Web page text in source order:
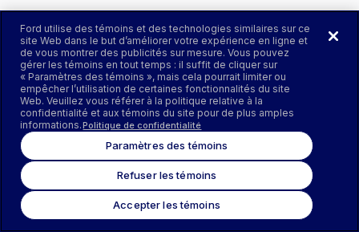
Ford utilise des témoins et des technologies similaires sur ce
site Web dans le but d’améliorer votre expérience en ligne et
de vous montrer des publicités sur mesure. Vous pouvez
gérer les témoins en tout temps : il suffit de cliquer sur
« Paramètres des témoins », mais cela pourrait limiter ou
empêcher l’utilisation de certaines fonctionnalités du site
Web. Veuillez vous référer à la politique relative à la
confidentialité et aux témoins du site pour de plus amples
informations.Politique de confidentialité
Paramètres des témoins
Refuser les témoins
Accepter les témoins